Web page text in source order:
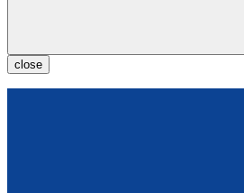
close